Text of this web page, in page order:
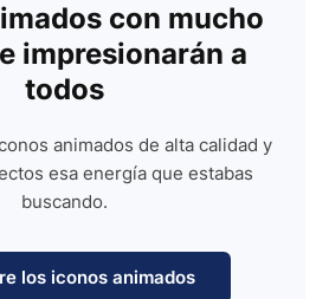
con mucho
impresionarán a
todos
animados de alta calidad y
esa energía que estabas
buscando.
los iconos animados